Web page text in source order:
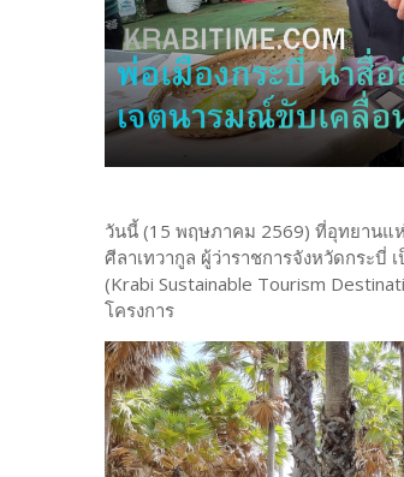
วันนี้ (15 พฤษภาคม 2569) ที่อุทยานแ
ศีลาเทวากูล ผู้ว่าราชการจังหวัดกระบี่
(Krabi Sustainable Tourism
โครงการ